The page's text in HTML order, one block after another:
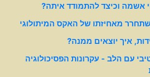
אשמה וכיצד להתמודד איתה?
מאחיזתו של האקס המיתולוגי
איך יוצאים ממנה?
עם הלב - עקרונות הפסיכולוגיה